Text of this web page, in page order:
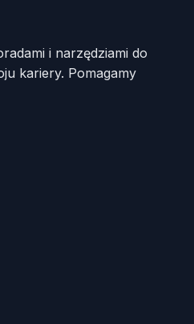
i narzędziami do
kariery. Pomagamy